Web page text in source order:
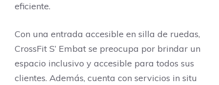
eficiente.
Con una entrada accesible en silla de ruedas,
CrossFit S’ Embat se preocupa por brindar un
espacio inclusivo y accesible para todos sus
clientes. Además, cuenta con servicios in situ